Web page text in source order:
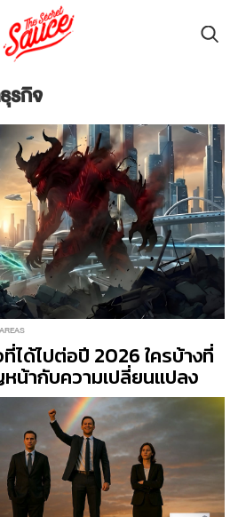
รกิจ
ได้ไปต่อปี 2026 ใครบ้างที่
น้ากับความเปลี่ยนแปลง